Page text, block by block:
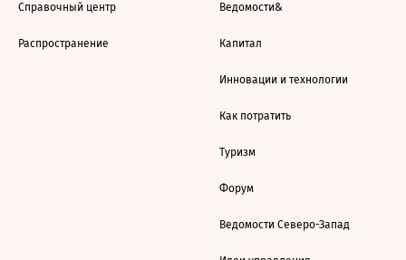
Справочный центр
Распространение
Ведомости&
Капитал
Инновации и технологии
Как потратить
Туризм
Форум
Ведомости Северо-Запад